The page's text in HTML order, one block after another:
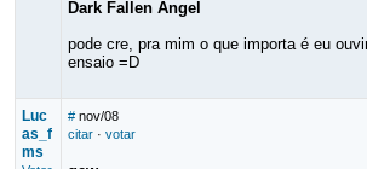
Dark Fallen Angel
pode cre, pra mim o que importa é eu
ensaio =D
Luc
as_f
ms
# nov/08
citar· votar